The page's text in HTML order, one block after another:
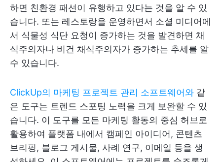
하면 친환경 패션이 유행하고 있다는 것을 알 수 있
습니다. 또는 레스토랑을 운영하면서 소셜 미디어에
서 식물성 식단 요청이 증가하는 것을 발견하면 채
식주의자나 비건 채식주의자가 증가하는 추세를 알
수 있습니다.
ClickUp의 마케팅 프로젝트 관리 소프트웨어와 같
은 도구는 트렌드 스포팅 노력을 크게 보완할 수 있
습니다. 이 도구를 모든 마케팅 활동의 중심 허브로
활용하여 플랫폼 내에서 캠페인 아이디어, 콘텐츠
브리핑, 블로그 게시물, 사례 연구, 이메일 등을 생